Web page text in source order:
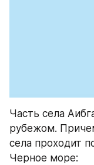
Часть села
рубежом.
села проходит
Черное море: